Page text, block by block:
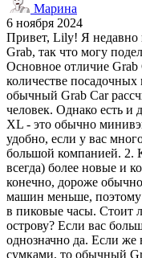
Марина
6 ноября 2024
Привет, Lily! Я недавно
Grab, так что могу
Основное отличие Grab
количестве
обычный Grab Car
человек. Однако есть и
XL - это обычно
удобно, если у вас
большой компанией. 2.
всегда) более новые и
конечно, дороже
машин меньше, поэтому
в пиковые часы. Стоит
острову? Если вас
однозначно да. Если же
сумками, то обычный